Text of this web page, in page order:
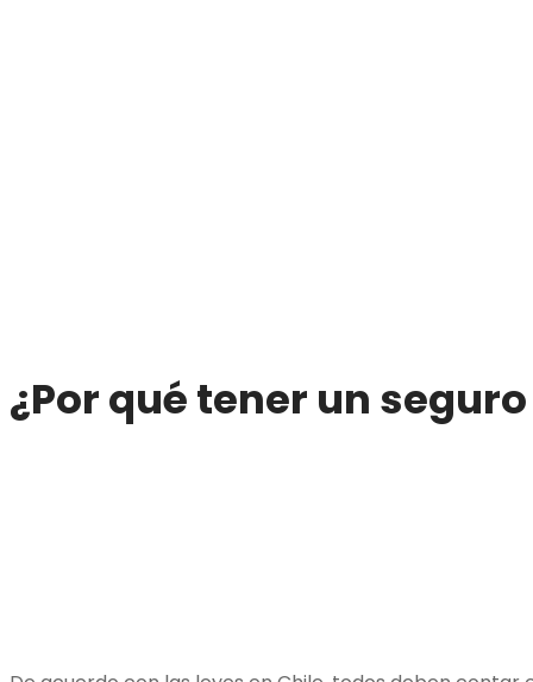
¿Por qué tener un